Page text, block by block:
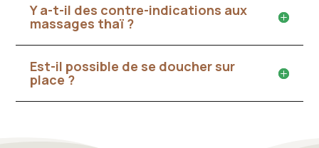
Y a-t-il des contre-indications aux
massages thaï ?
Est-il possible de se doucher sur
place ?